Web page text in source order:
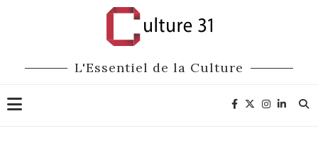
L'Essentiel de la Culture